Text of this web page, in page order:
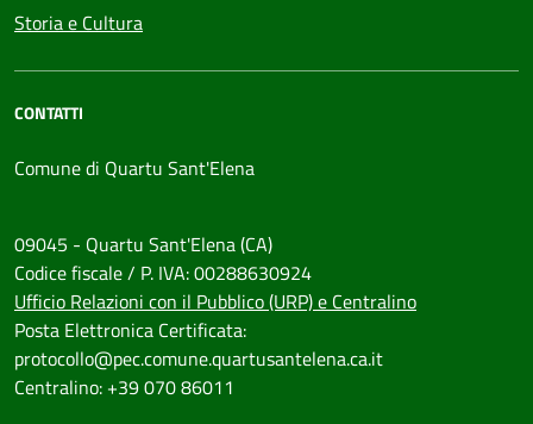
Storia e Cultura
CONTATTI
Comune di Quartu Sant'Elena
09045 - Quartu Sant'Elena (CA)
Codice fiscale / P. IVA: 00288630924
Ufficio Relazioni con il Pubblico (URP) e Centralino
Posta Elettronica Certificata:
protocollo@pec.comune.quartusantelena.ca.it
Centralino: +39 070 86011